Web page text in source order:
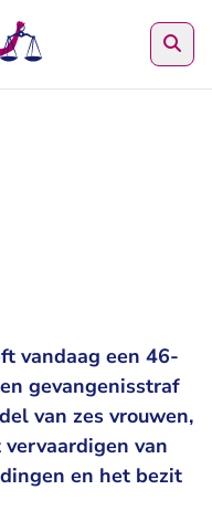
vandaag een 46-
gevangenisstraf
van zes vrouwen,
van
en het bezit